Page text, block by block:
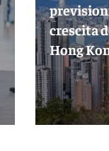
crescita
Hong